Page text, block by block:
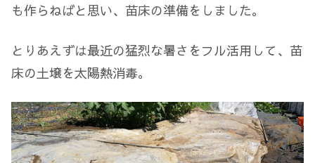
も作らねばと思い、苗床の準備をしました。
とりあえずは最近の猛烈な暑さをフル活用して、苗
床の土壌を太陽熱消毒。